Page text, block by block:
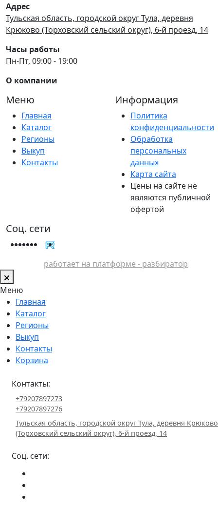
Адрес
Тульская область, городской округ Тула, деревня
Крюково (Торховский сельский округ), 6-й проезд, 14
Часы работы
Пн-Пт, 09:00 - 19:00
О компании
Меню
Главная
Каталог
Регионы
Выкуп
Контакты
Информация
Политика
конфиденциальности
Обработка
персональных
данных
Карта сайта
Цены на сайте не
являются публичной
офертой
Соц. сети
работает на платформе - разбиратор
Меню
Главная
Каталог
Регионы
Выкуп
Контакты
Корзина
Контакты:
+79207897273
+79207897276
Тульская область, городской округ Тула, деревня Крюково
(Торховский сельский округ), 6-й проезд, 14
Соц. сети: